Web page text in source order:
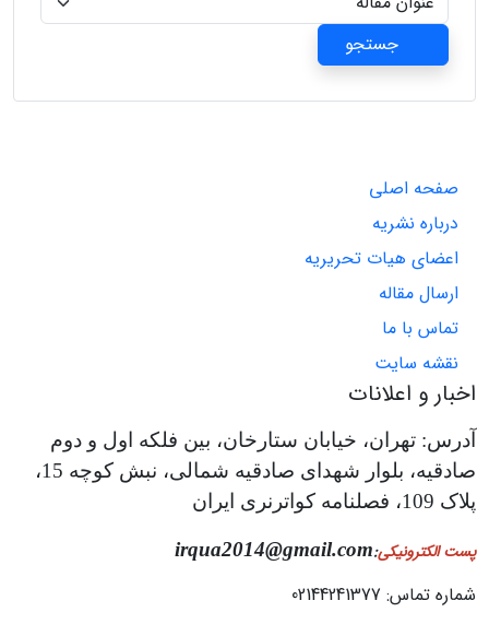
جستجو
صفحه اصلی
درباره نشریه
اعضای هیات تحریریه
ارسال مقاله
تماس با ما
نقشه سایت
اخبار و اعلانات
آدرس: تهران، خیابان ستارخان، بین فلکه اول و دوم
صادقیه، بلوار شهدای صادقیه شمالی، نبش کوچه 15،
پلاک 109، فصلنامه کواترنری ایران
پست الکترونیکی:
irqua2014@gmail.com
شماره تماس: 02144241377